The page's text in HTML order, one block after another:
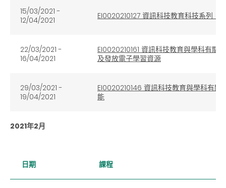
15/03/2021 -
12/04/2021
EI0020210127 資訊科技教育科技系列
22/03/2021 -
16/04/2021
EI0020210161 資訊科技教育與學科有
及發放電子學習資源
29/03/2021 -
19/04/2021
EI0020210146 資訊科技教育與學科有
能
2021年2月
日期 課程